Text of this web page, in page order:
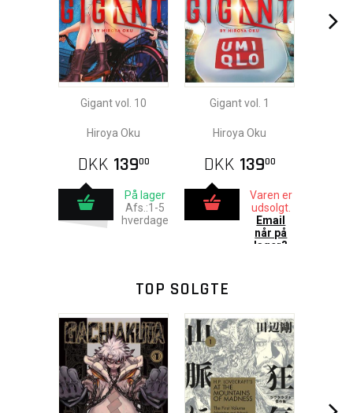
Gigant vol. 10
Hiroya Oku
DKK 13900
På lager
Afs.:1-5
hverdage
Gigant vol. 1
Hiroya Oku
DKK 13900
Varen er
udsolgt.
Email
når på
lager?
TOP SOLGTE